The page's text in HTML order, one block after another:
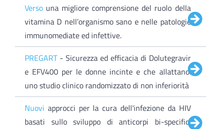
Verso una migliore comprensione del ruolo della
vitamina D nell’organismo sano e nelle patologie
immunomediate ed infettive.
PREGART- Sicurezza ed efficacia di Dolutegravir
e EFV400 per le donne incinte e che allattano:
uno studio clinico randomizzato di non inferiorità
Nuovi approcci per la cura dell'infezione da HIV
basati sullo sviluppo di anticorpi bi-specifici